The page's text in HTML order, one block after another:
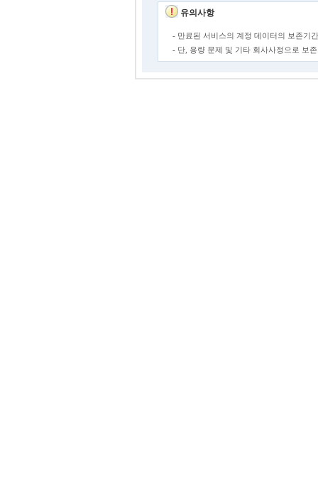
유의사항
- 만료된 서비스의 계정 데이터의 보존기
- 단, 용량 문제 및 기타 회사사정으로 보